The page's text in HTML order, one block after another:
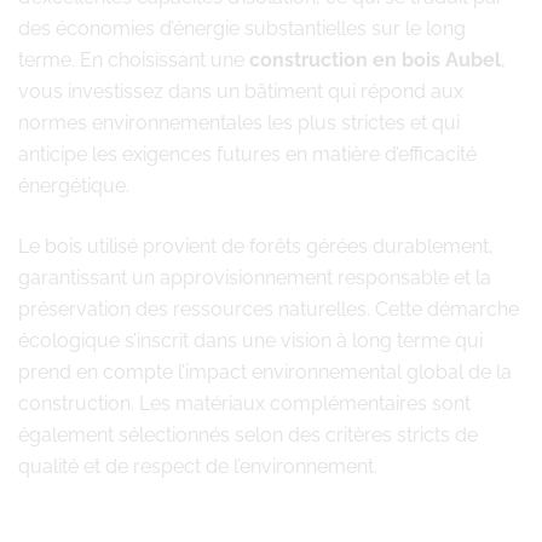
des économies d’énergie substantielles sur le long
terme. En choisissant une construction en bois Aubel
vous investissez dans un bâtiment qui répond aux
normes environnementales les plus strictes et qui
anticipe les exigences futures en matière d’efficacité
énergétique.
Le bois utilisé provient de forêts gérées durablement,
garantissant un approvisionnement responsable et la
préservation des ressources naturelles. Cette démarche
écologique s’inscrit dans une vision à long terme qui
prend en compte l’impact environnemental global de la
construction. Les matériaux complémentaires sont
également sélectionnés selon des critères stricts de
qualité et de respect de l’environnement.